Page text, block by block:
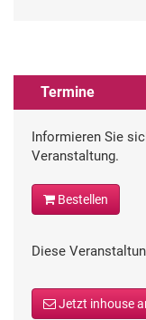
Termine
Informieren Sie
Veranstaltung.
Bestellen
Diese
Jetzt inhouse